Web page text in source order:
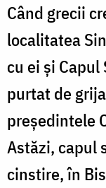
Când grecii
localitatea
cu ei și Capul
purtat de
președintele
Astăzi, capul
cinstire, în